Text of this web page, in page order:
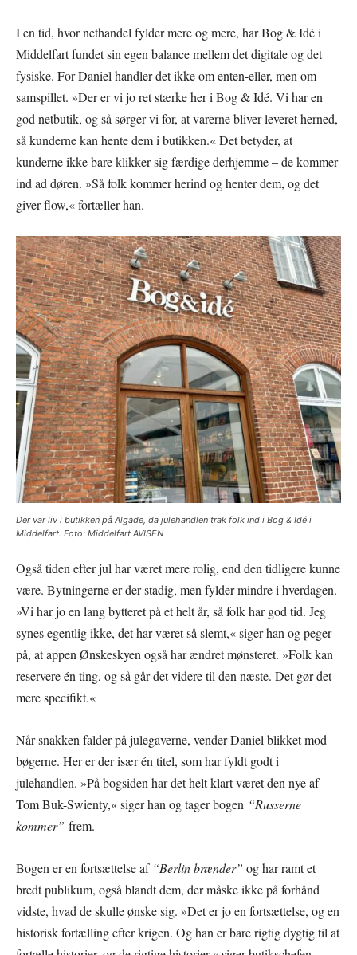
I en tid, hvor nethandel fylder mere og mere, har Bog & Idé i
Middelfart fundet sin egen balance mellem det digitale og det
fysiske. For Daniel handler det ikke om enten-eller, men om
samspillet. »Der er vi jo ret stærke her i Bog & Idé. Vi har en
god netbutik, og så sørger vi for, at varerne bliver leveret herned,
så kunderne kan hente dem i butikken.« Det betyder, at
kunderne ikke bare klikker sig færdige derhjemme – de kommer
ind ad døren. »Så folk kommer herind og henter dem, og det
giver flow,« fortæller han.
Der var liv i butikken på Algade, da julehandlen trak folk ind i Bog & Idé i
Middelfart. Foto: Middelfart AVISEN
Også tiden efter jul har været mere rolig, end den tidligere kunne
være. Bytningerne er der stadig, men fylder mindre i hverdagen.
»Vi har jo en lang bytteret på et helt år, så folk har god tid. Jeg
synes egentlig ikke, det har været så slemt,« siger han og peger
på, at appen Ønskeskyen også har ændret mønsteret. »Folk kan
reservere én ting, og så går det videre til den næste. Det gør det
mere specifikt.«
Når snakken falder på julegaverne, vender Daniel blikket mod
bøgerne. Her er der især én titel, som har fyldt godt i
julehandlen. »På bogsiden har det helt klart været den nye af
Tom Buk-Swienty,« siger han og tager bogen “Russerne
kommer” frem.
Bogen er en fortsættelse af “Berlin brænder” og har ramt et
bredt publikum, også blandt dem, der måske ikke på forhånd
vidste, hvad de skulle ønske sig. »Det er jo en fortsættelse, og en
historisk fortælling efter krigen. Og han er bare rigtig dygtig til at